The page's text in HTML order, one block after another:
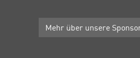
Mehr über unsere